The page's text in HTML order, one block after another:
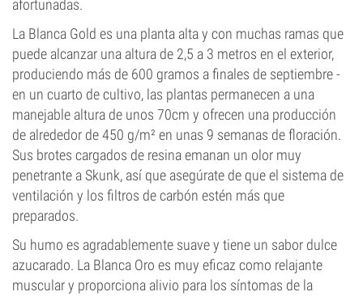
afortunadas.
La Blanca Gold es una planta alta y con muchas ramas que
puede alcanzar una altura de 2,5 a 3 metros en el exterior,
produciendo más de 600 gramos a finales de septiembre -
en un cuarto de cultivo, las plantas permanecen a una
manejable altura de unos 70cm y ofrecen una producción
de alrededor de 450 g/m² en unas 9 semanas de floración.
Sus brotes cargados de resina emanan un olor muy
penetrante a Skunk, así que asegúrate de que el sistema de
ventilación y los filtros de carbón estén más que
preparados.
Su humo es agradablemente suave y tiene un sabor dulce
azucarado. La Blanca Oro es muy eficaz como relajante
muscular y proporciona alivio para los síntomas de la